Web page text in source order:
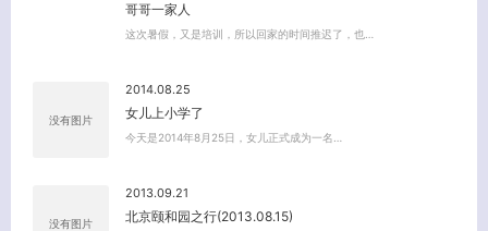
哥哥一家人
这次暑假，又是培训，所以回家的时间推迟了，也…
没有图片
2014.08.25
女儿上小学了
今天是2014年8月25日，女儿正式成为一名…
没有图片
2013.09.21
北京颐和园之行(2013.08.15)